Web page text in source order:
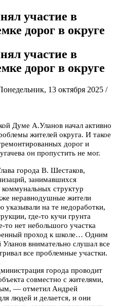
участие в
дорог в округе
участие в
дорог в округе
13 октября 2025 /
Думе А.Уланов начал активно
жителей округа. И такое
дорог и
он пропустить не мог.
города В. Шестаков,
занимавшихся
коммунальных структур
неравнодушные жители
указывали на те недоработки,
где-то кучи грунта
то нет небольшого участка
проход к школе… Одним
внимательно слушал все
все проблемные участки.
города проводит
совместно с жителями,
— отметил Андрей
людей и делается, и они